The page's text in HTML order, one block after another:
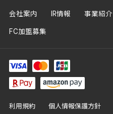
会社案内 IR情報 事業紹介
FC加盟募集
利用規約 個人情報保護方針